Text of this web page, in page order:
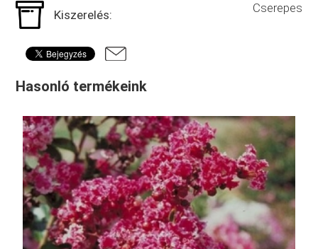
Kiszerelés: Cserepes
Hasonló termékeink